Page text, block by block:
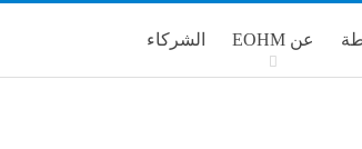
عن EOHM الشركاء